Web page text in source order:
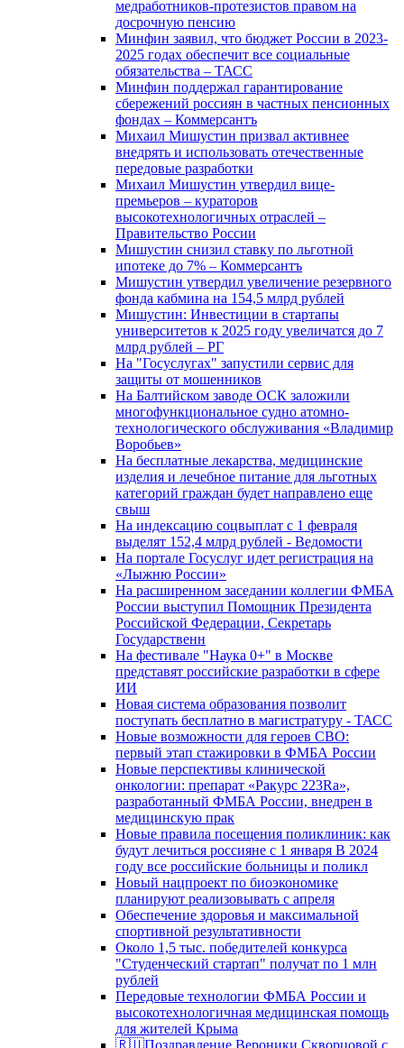
медработников-протезистов правом на
досрочную пенсию
Минфин заявил, что бюджет России в 2023-
2025 годах обеспечит все социальные
обязательства – ТАСС
Минфин поддержал гарантирование
сбережений россиян в частных пенсионных
фондах – Коммерсантъ
Михаил Мишустин призвал активнее
внедрять и использовать отечественные
передовые разработки
Михаил Мишустин утвердил вице-
премьеров – кураторов
высокотехнологичных отраслей –
Правительство России
Мишустин снизил ставку по льготной
ипотеке до 7% – Коммерсантъ
Мишустин утвердил увеличение резервного
фонда кабмина на 154,5 млрд рублей
Мишустин: Инвестиции в стартапы
университетов к 2025 году увеличатся до 7
млрд рублей – РГ
На "Госуслугах" запустили сервис для
защиты от мошенников
На Балтийском заводе ОСК заложили
многофункциональное судно атомно-
технологического обслуживания «Владимир
Воробьев»
На бесплатные лекарства, медицинские
изделия и лечебное питание для льготных
категорий граждан будет направлено еще
свыш
На индексацию соцвыплат с 1 февраля
выделят 152,4 млрд рублей - Ведомости
На портале Госуслуг идет регистрация на
«Лыжню России»
На расширенном заседании коллегии ФМБА
России выступил Помощник Президента
Российской Федерации, Секретарь
Государственн
На фестивале "Наука 0+" в Москве
представят российские разработки в сфере
ИИ
Новая система образования позволит
поступать бесплатно в магистратуру - ТАСС
Новые возможности для героев СВО:
первый этап стажировки в ФМБА России
Новые перспективы клинической
онкологии: препарат «Ракурс 223Ra»,
разработанный ФМБА России, внедрен в
медицинскую прак
Новые правила посещения поликлиник: как
будут лечиться россияне с 1 января В 2024
году все российские больницы и поликл
Новый нацпроект по биоэкономике
планируют реализовывать с апреля
Обеспечение здоровья и максимальной
спортивной результативности
Около 1,5 тыс. победителей конкурса
"Студенческий стартап" получат по 1 млн
рублей
Передовые технологии ФМБА России и
высокотехнологичная медицинская помощь
для жителей Крыма
🇷🇺Поздравление Вероники Скворцовой с